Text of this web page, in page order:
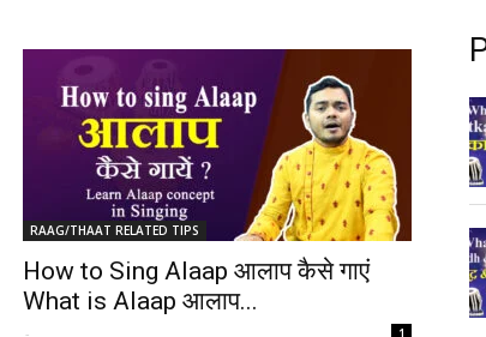
RAAG/THAAT RELATED TIPS
How to Sing Alaap आलाप कैसे गाएं
What is Alaap आलाप...
- 1